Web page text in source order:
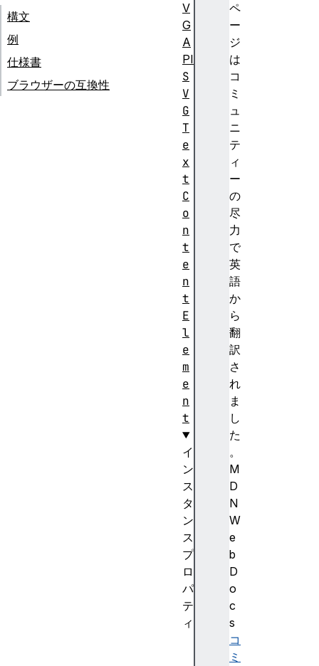
ペ
ー
ジ
は
コ
ミ
ュ
ニ
テ
ィ
ー
の
尽
力
で
英
語
か
ら
翻
訳
さ
れ
ま
し
た
。
M
D
N
W
e
b
D
o
c
s
コ
ミ
構文
例
仕様書
ブラウザーの互換性
V
G
A
PI
S
V
G
T
e
x
t
C
o
n
t
e
n
t
E
l
e
m
e
n
t
イ
ン
ス
タ
ン
ス
プ
ロ
パ
テ
ィ